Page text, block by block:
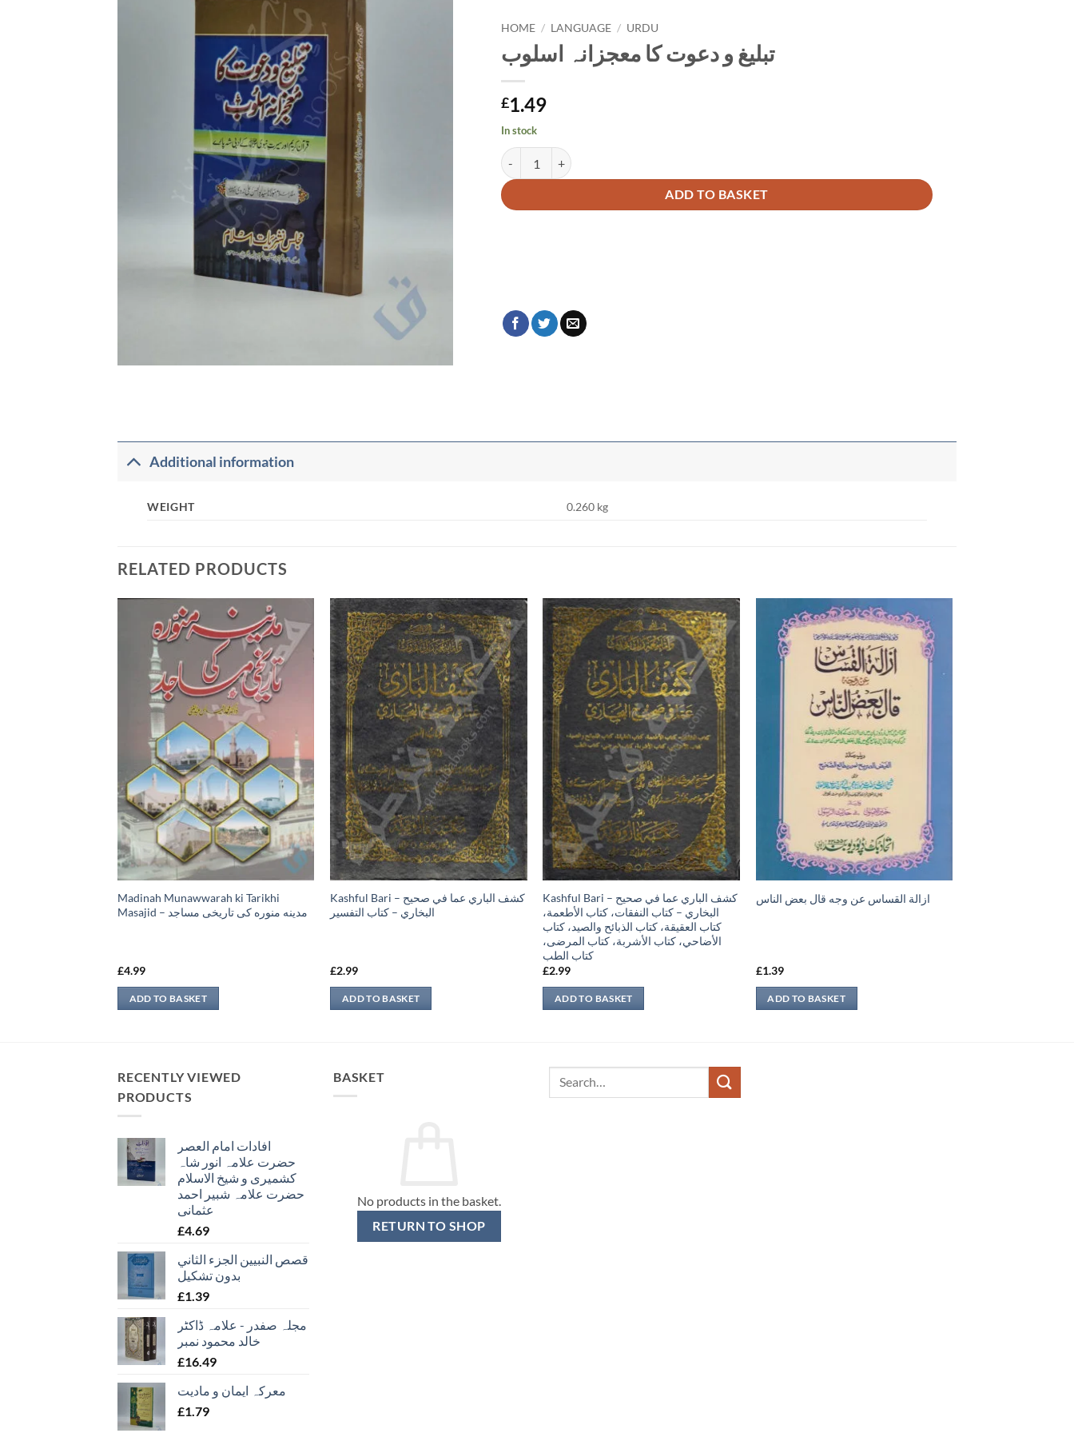
HOME / LANGUAGE / URDU
تبلیغ و دعوت کا معجزانہ اسلوب
£1.49
In stock
ADD TO BASKET
Alternative:
Additional information
WEIGHT 0.260 kg
RELATED PRODUCTS
Madinah Munawwarah ki Tarikhi
Masajid – مدينه منوره كی تاريخی مساجد
£4.99
ADD TO BASKET
Kashful Bari – كشف الباري عما في صحيح
البخاري – كتاب التفسير
£2.99
ADD TO BASKET
Kashful Bari – كشف الباري عما في صحيح
البخاري – كتاب النفقات، كتاب الأطعمة،
كتاب العقيقة، كتاب الذبائح والصيد، كتاب
الأضاحي، كتاب الأشربة، كتاب المرضى،
كتاب الطب
£2.99
ADD TO BASKET
ازالة القساس عن وجه قال بعض الناس
£1.39
ADD TO BASKET
RECENTLY VIEWED
PRODUCTS
افادات امام العصر
حضرت علامہ انور شاہ
کشمیری و شیخ الاسلام
حضرت علامہ شبیر احمد
عثمانی
£4.69
قصص النبيين الجزء الثاني
بدون تشكيل
£1.39
مجلہ صفدر - علامہ ڈاکٹر
خالد محمود نمبر
£16.49
معرکہ ایمان و مادیت
£1.79
BASKET
No products in the basket.
RETURN TO SHOP
Search